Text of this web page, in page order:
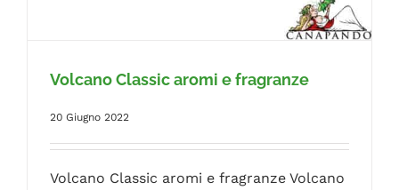
Volcano Classic aromi e fragranze
20 Giugno 2022
Volcano Classic aromi e fragranze Volcano